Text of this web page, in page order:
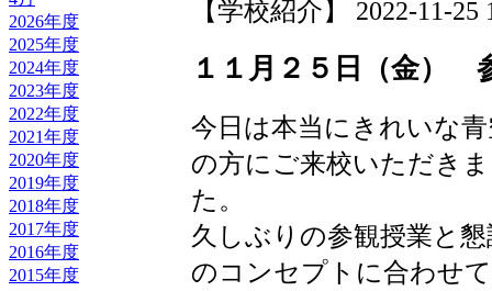
2026年度
2025年度
2024年度
2023年度
2022年度
2021年度
2020年度
2019年度
2018年度
2017年度
2016年度
2015年度
【学校紹介】 2022-11-25
１１月２５日（金）
今日は本当にきれいな
の方にご来校いただき
た。
久しぶりの参観授業と
のコンセプトに合わせ